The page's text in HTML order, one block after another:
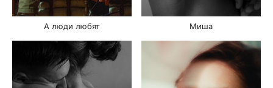
А люди любят Миша